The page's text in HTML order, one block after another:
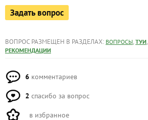
Задать вопрос
ВОПРОС РАЗМЕЩЕН В РАЗДЕЛАХ: ВОПРОСЫ, ТУИ,
РЕКОМЕНДАЦИИ
6 комментариев
2 спасибо за вопрос
в избранное